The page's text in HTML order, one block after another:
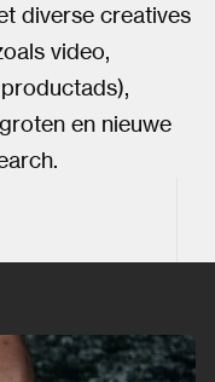
diverse creatives
video,
en nieuwe